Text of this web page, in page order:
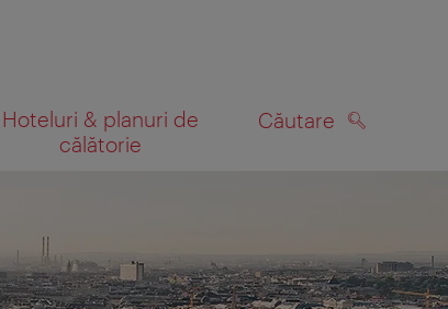
Hoteluri & planuri de
călătorie
Căutare